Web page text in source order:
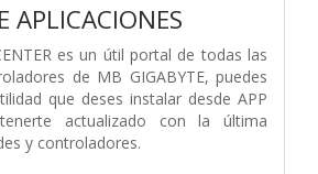
APLICACIONES
es un útil portal de todas las
de MB GIGABYTE, puedes
que deses instalar desde APP
actualizado con la última
y controladores.